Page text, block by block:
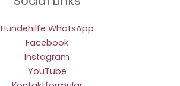
Hundehilfe WhatsApp
Facebook
Instagram
YouTube